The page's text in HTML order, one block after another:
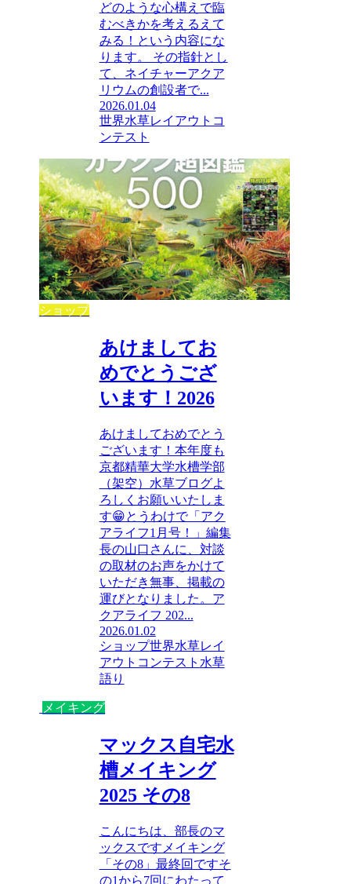
どのような心構えで臨
むべきかを考えるえて
みる！という内容にな
ります。 その指針とし
て、ネイチャーアクア
リウムの創設者で...
2026.01.04
世界水草レイアウトコ
ンテスト
ショップ
あけましてお
めでとうござ
います！2026
あけましておめでとう
ございます！本年度も
京都精華大学水槽学部
（架空）水草ブログよ
ろしくお願いいたしま
す😁とうわけで「アク
アライフ1月号！」編集
長の山口さんに、対談
の取材のお声をかけて
いただき無事、掲載の
運びとなりました。ア
クアライフ 202...
2026.01.02
ショップ世界水草レイ
アウトコンテスト 水草
語り
メイキング
マックス自宅水
槽メイキング
2025 その8
こんにちは、部長のマ
ックスですメイキング
「その8」最終回ですそ
の1から7回にわたって